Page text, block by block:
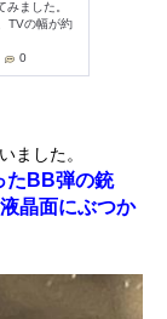
ました。
たBB弾の銃
晶面にぶつか